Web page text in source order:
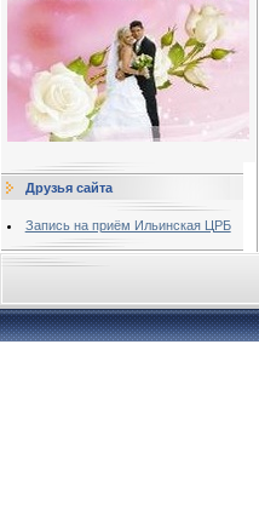
Друзья сайта
Запись на приём Ильинская ЦРБ